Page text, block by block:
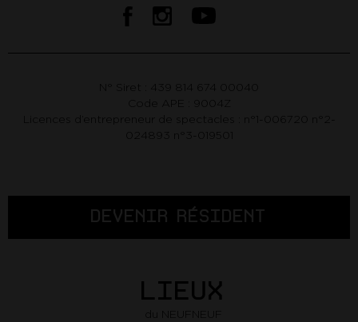
N° Siret : 439 814 674 00040
Code APE : 9004Z
024893 n°3-019501
DEVENIR RÉSIDENT
LIEUX